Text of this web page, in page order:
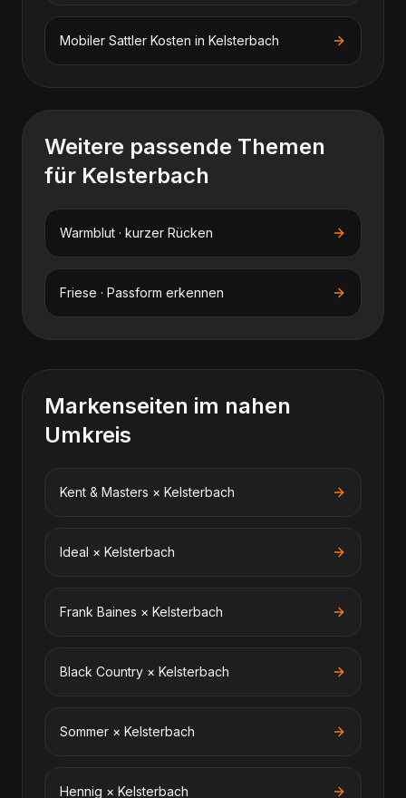
Mobiler Sattler Kosten in Kelsterbach
Weitere passende Themen
für Kelsterbach
Warmblut · kurzer Rücken
Friese · Passform erkennen
Markenseiten im nahen
Umkreis
Kent & Masters × Kelsterbach
Ideal × Kelsterbach
Frank Baines × Kelsterbach
Black Country × Kelsterbach
Sommer × Kelsterbach
Hennig × Kelsterbach